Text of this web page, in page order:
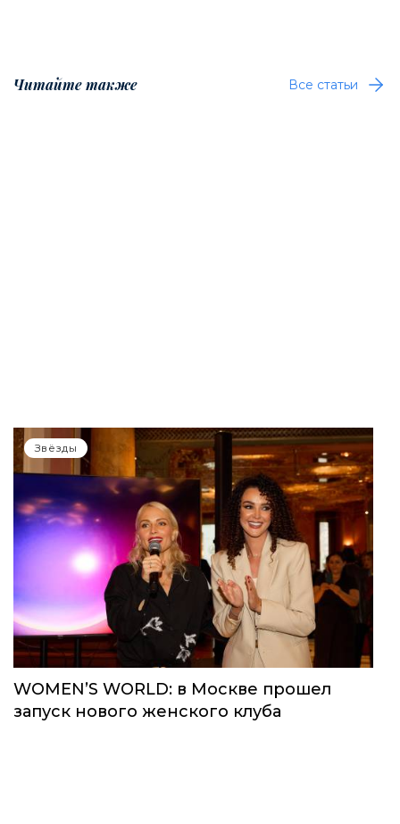
Читайте также Все статьи
Звёзды
WOMEN’S WORLD: в Москве прошел
запуск нового женского клуба